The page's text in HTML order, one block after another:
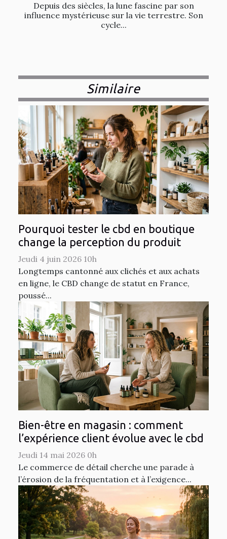
Depuis des siècles, la lune fascine par son
influence mystérieuse sur la vie terrestre. Son
cycle...
Similaire
Pourquoi tester le cbd en boutique
change la perception du produit
Jeudi 4 juin 2026 10h
Longtemps cantonné aux clichés et aux achats
en ligne, le CBD change de statut en France,
poussé...
Bien-être en magasin : comment
l’expérience client évolue avec le cbd
Jeudi 14 mai 2026 0h
Le commerce de détail cherche une parade à
l’érosion de la fréquentation et à l’exigence...